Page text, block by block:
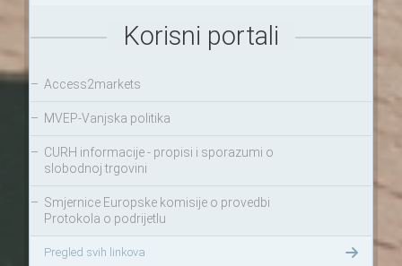
Korisni portali
– Access2markets
– MVEP-Vanjska politika
– CURH informacije - propisi i sporazumi o
slobodnoj trgovini
– Smjernice Europske komisije o provedbi
Protokola o podrijetlu
Pregled svih linkova